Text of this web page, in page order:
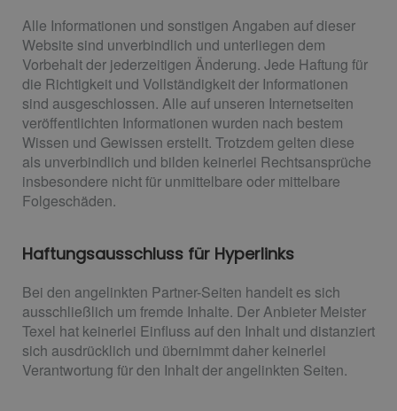
Alle Informationen und sonstigen Angaben auf dieser
Website sind unverbindlich und unterliegen dem
Vorbehalt der jederzeitigen Änderung. Jede Haftung für
die Richtigkeit und Vollständigkeit der Informationen
sind ausgeschlossen. Alle auf unseren Internetseiten
veröffentlichten Informationen wurden nach bestem
Wissen und Gewissen erstellt. Trotzdem gelten diese
als unverbindlich und bilden keinerlei Rechtsansprüche
insbesondere nicht für unmittelbare oder mittelbare
Folgeschäden.
Haftungsausschluss für Hyperlinks
Bei den angelinkten Partner-Seiten handelt es sich
ausschließlich um fremde Inhalte. Der Anbieter Meister
Texel hat keinerlei Einfluss auf den Inhalt und distanziert
sich ausdrücklich und übernimmt daher keinerlei
Verantwortung für den Inhalt der angelinkten Seiten.